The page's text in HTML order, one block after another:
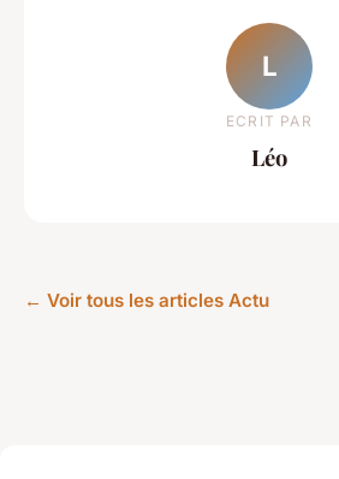
L
ECRIT PAR
Léo
← Voir tous les articles Actu